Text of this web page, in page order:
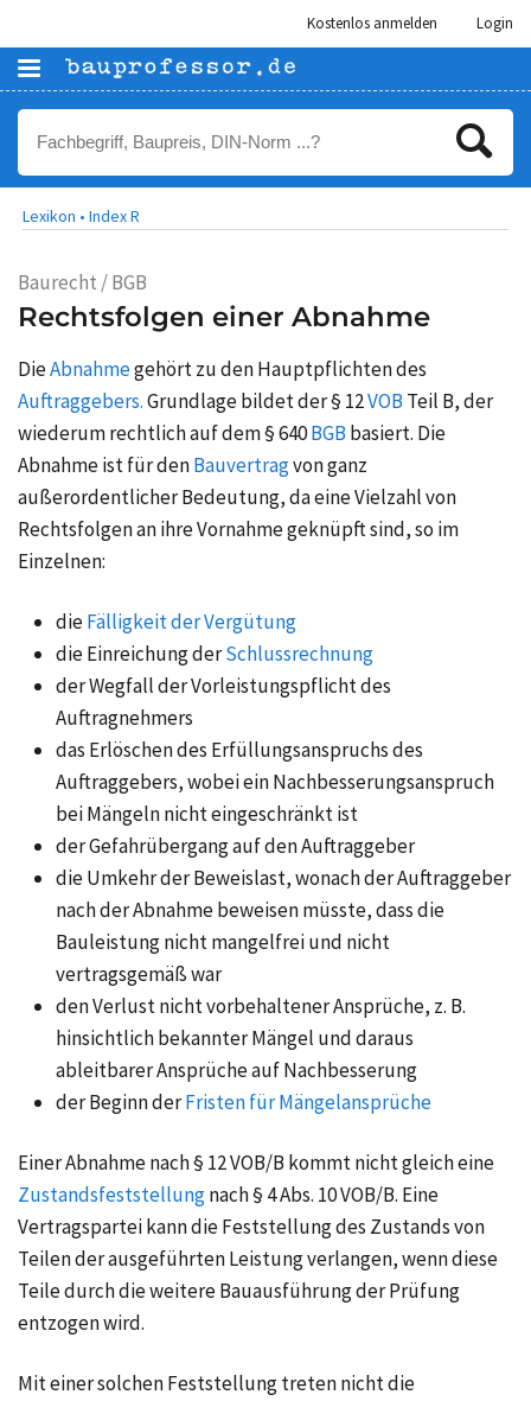
Kostenlos anmelden Login
Lexikon • Index R
Baurecht / BGB
Rechtsfolgen einer Abnahme
DieAbnahmegehört zu den Hauptpflichten des
Auftraggebers.Grundlage bildet der § 12VOB Teil B, der
wiederum rechtlich auf dem § 640BGB basiert. Die
Abnahme ist für denBauvertragvon ganz
außerordentlicher Bedeutung, da eine Vielzahl von
Rechtsfolgen an ihre Vornahme geknüpft sind, so im
Einzelnen:
dieFälligkeit der Vergütung
die Einreichung derSchlussrechnung
der Wegfall der Vorleistungspflicht des
Auftragnehmers
das Erlöschen des Erfüllungsanspruchs des
Auftraggebers, wobei ein Nachbesserungsanspruch
bei Mängeln nicht eingeschränkt ist
der Gefahrübergang auf den Auftraggeber
die Umkehr der Beweislast, wonach der Auftraggeber
nach der Abnahme beweisen müsste, dass die
Bauleistung nicht mangelfrei und nicht
vertragsgemäß war
den Verlust nicht vorbehaltener Ansprüche, z. B.
hinsichtlich bekannter Mängel und daraus
ableitbarer Ansprüche auf Nachbesserung
der Beginn derFristen für Mängelansprüche
Einer Abnahme nach § 12 VOB/B kommt nicht gleich eine
Zustandsfeststellungnach § 4 Abs. 10 VOB/B. Eine
Vertragspartei kann die Feststellung des Zustands von
Teilen der ausgeführten Leistung verlangen, wenn diese
Teile durch die weitere Bauausführung der Prüfung
entzogen wird.
Mit einer solchen Feststellung treten nicht die